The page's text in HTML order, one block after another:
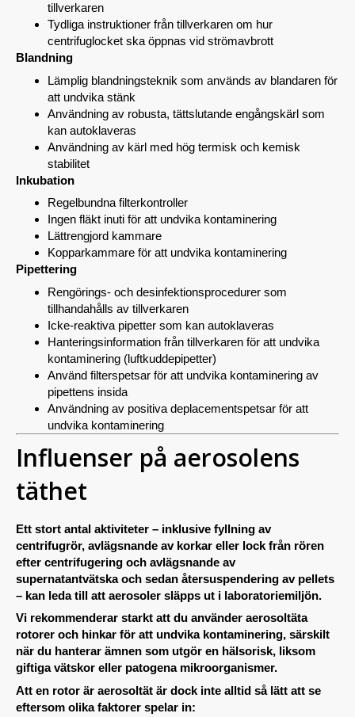
tillverkaren
Tydliga instruktioner från tillverkaren om hur
centrifuglocket ska öppnas vid strömavbrott
Blandning
Lämplig blandningsteknik som används av blandaren för
att undvika stänk
Användning av robusta, tättslutande engångskärl som
kan autoklaveras
Användning av kärl med hög termisk och kemisk
stabilitet
Inkubation
Regelbundna filterkontroller
Ingen fläkt inuti för att undvika kontaminering
Lättrengjord kammare
Kopparkammare för att undvika kontaminering
Pipettering
Rengörings- och desinfektionsprocedurer som
tillhandahålls av tillverkaren
Icke-reaktiva pipetter som kan autoklaveras
Hanteringsinformation från tillverkaren för att undvika
kontaminering (luftkuddepipetter)
Använd filterspetsar för att undvika kontaminering av
pipettens insida
Användning av positiva deplacementspetsar för att
undvika kontaminering
Influenser på aerosolens
täthet
Ett stort antal aktiviteter – inklusive fyllning av
centrifugrör, avlägsnande av korkar eller lock från rören
efter centrifugering och avlägsnande av
supernatantvätska och sedan återsuspendering av pellets
– kan leda till att aerosoler släpps ut i laboratoriemiljön.
Vi rekommenderar starkt att du använder aerosoltäta
rotorer och hinkar för att undvika kontaminering, särskilt
när du hanterar ämnen som utgör en hälsorisk, liksom
giftiga vätskor eller patogena mikroorganismer.
Att en rotor är aerosoltät är dock inte alltid så lätt att se
eftersom olika faktorer spelar in: